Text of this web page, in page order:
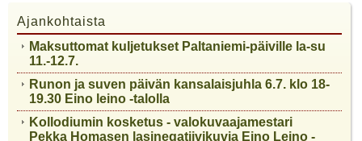
Ajankohtaista
Maksuttomat kuljetukset Paltaniemi-päiville la-su
11.-12.7.
Runon ja suven päivän kansalaisjuhla 6.7. klo 18-
19.30 Eino leino -talolla
Kollodiumin kosketus - valokuvaajamestari
Pekka Homasen lasinegatiivikuvia Eino Leino -